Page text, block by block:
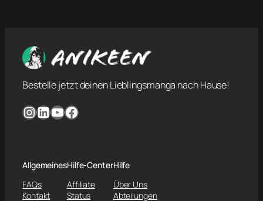
Bestelle jetzt deinen Lieblingsmanga nach Hause!
InstagramLinkedIn YouTube Facebook
Allgemeines
FAQs
Kontakt
Hilfe-Center
Affiliate
Status
Hilfe
Über Uns
Abteilungen